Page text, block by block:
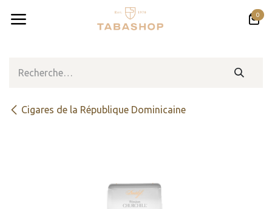
0
Cigares de la République Dominicaine